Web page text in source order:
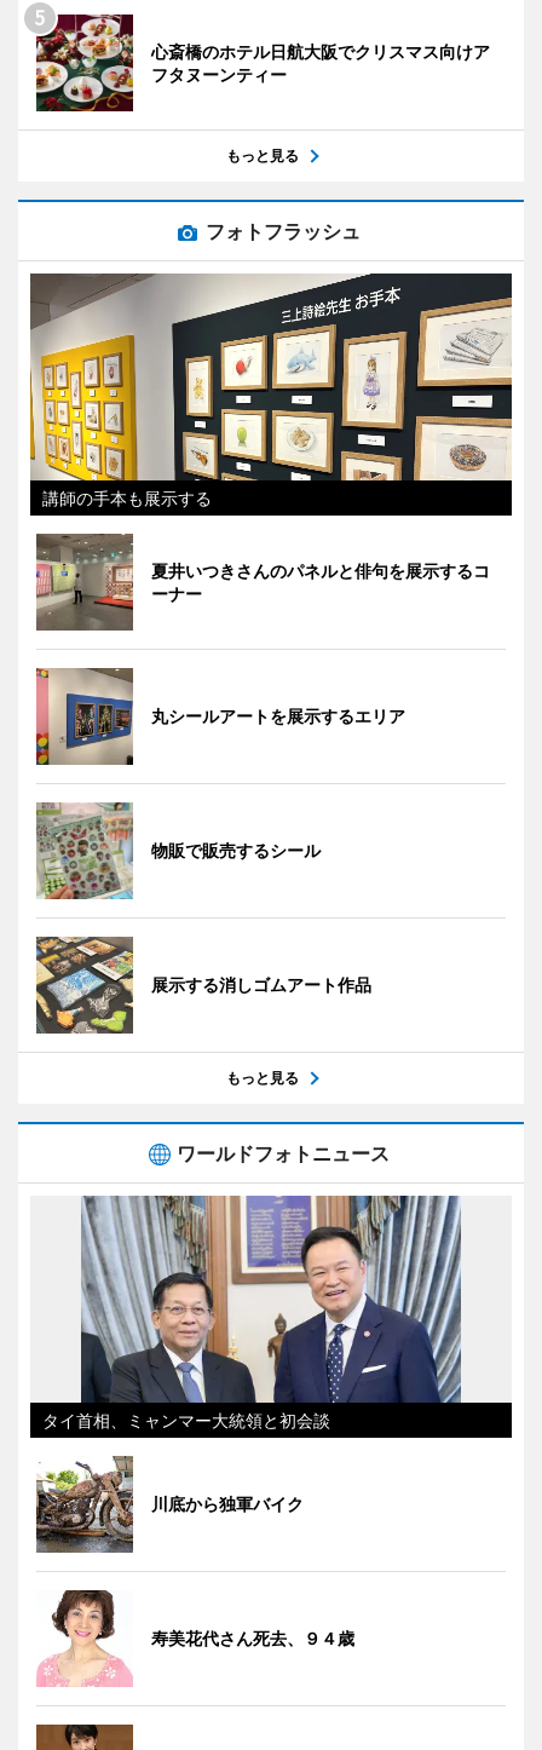
心斎橋のホテル日航大阪でクリスマス向けア
フタヌーンティー
もっと見る
フォトフラッシュ
講師の手本も展示する
夏井いつきさんのパネルと俳句を展示するコ
ーナー
丸シールアートを展示するエリア
物販で販売するシール
展示する消しゴムアート作品
もっと見る
ワールドフォトニュース
タイ首相、ミャンマー大統領と初会談
川底から独軍バイク
寿美花代さん死去、９４歳